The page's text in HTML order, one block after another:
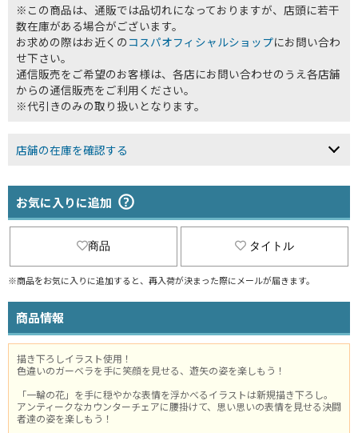
※この商品は、通販では品切れになっておりますが、店頭に若干
数在庫がある場合がございます。
お求めの際はお近くの コスパオフィシャルショップにお問い合わ
せ下さい。
通信販売をご希望のお客様は、各店にお問い合わせのうえ各店舗
からの通信販売をご利用ください。
※代引きのみの取り扱いとなります。
店舗の在庫を確認する
お気に入りに追加
商品 タイトル
※商品をお気に入りに追加すると、再入荷が決まった際にメールが届きます。
商品情報
描き下ろしイラスト使用！
色違いのガーベラを手に笑顔を見せる、遊矢の姿を楽しもう！
「一輪の花」を手に穏やかな表情を浮かべるイラストは新規描き下ろし。
アンティークなカウンターチェアに腰掛けて、思い思いの表情を見せる決闘
者達の姿を楽しもう！